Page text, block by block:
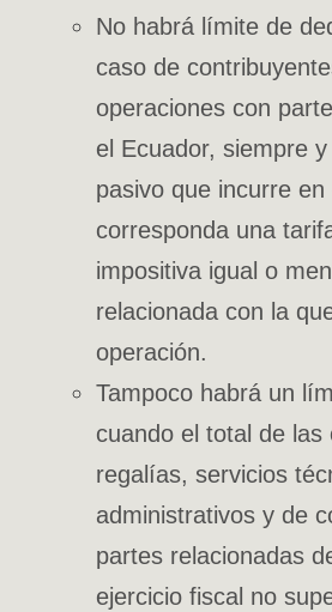
No habrá límite de
caso de
operaciones con
el Ecuador, siempre
pasivo que incurre
corresponda una
impositiva igual o
relacionada con la
operación.
Tampoco habrá un
cuando el total de las
regalías, servicios
administrativos y de
partes relacionadas
ejercicio fiscal no